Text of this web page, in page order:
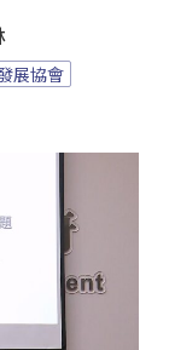
展協會